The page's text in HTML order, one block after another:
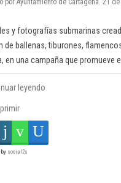
por Ayuntamiento de Cartagena. 21 de
y fotografías submarinas
de ballenas, tiburones,
en una campaña que promueve
leyendo
by social2s